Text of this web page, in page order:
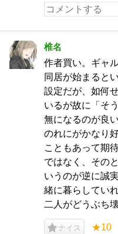
椎名
作者買い。ギャ
同居が始まると
設定だが、如何
いるが故に「そ
無になるのが良
のれにがかなり
こともあって期
ではなく、その
いうのが逆に誠
緒に暮らしてい
二人がどうぶち
ナイス ★10